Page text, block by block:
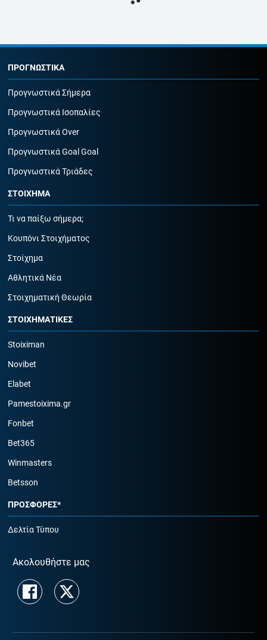
ΠΡΟΓΝΩΣΤΙΚΑ
Προγνωστικά Σήμερα
Προγνωστικά Ισοπαλίες
Προγνωστικά Over
Προγνωστικά Goal Goal
Προγνωστικά Τριάδες
ΣΤΟΙΧΗΜΑ
Τι να παίξω σήμερα;
Κουπόνι Στοιχήματος
Στοίχημα
Αθλητικά Νέα
Στοιχηματική Θεωρία
ΣΤΟΙΧΗΜΑΤΙΚΕΣ
Stoiximan
Novibet
Elabet
Pamestoixima.gr
Fonbet
Bet365
Winmasters
Betsson
ΠΡΟΣΦΟΡΕΣ*
Δελτία Τύπου
Ακολουθήστε μας